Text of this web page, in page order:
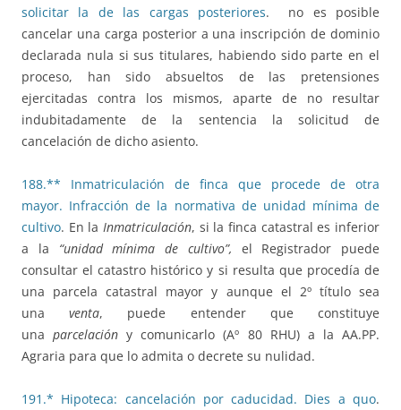
solicitar la de las cargas posteriores. no es posible
cancelar una carga posterior a una inscripción de dominio
declarada nula si sus titulares, habiendo sido parte en el
proceso, han sido absueltos de las pretensiones
ejercitadas contra los mismos, aparte de no resultar
indubitadamente de la sentencia la solicitud de
cancelación de dicho asiento.
188.** Inmatriculación de finca que procede de otra
mayor. Infracción de la normativa de unidad mínima de
cultivo. En la Inmatriculación, si la finca catastral es inferior
a la “unidad mínima de cultivo”, el Registrador puede
consultar el catastro histórico y si resulta que procedía de
una parcela catastral mayor y aunque el 2º título sea
unaventa, puede entender que constituye
unaparcelación y comunicarlo (Aº 80 RHU) a la AA.PP.
Agraria para que lo admita o decrete su nulidad.
191.* Hipoteca: cancelación por caducidad. Dies a quo.